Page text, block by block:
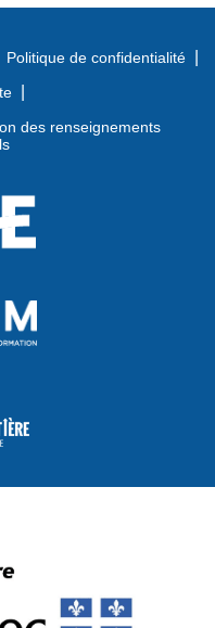
Politique de confidentialité
des renseignements